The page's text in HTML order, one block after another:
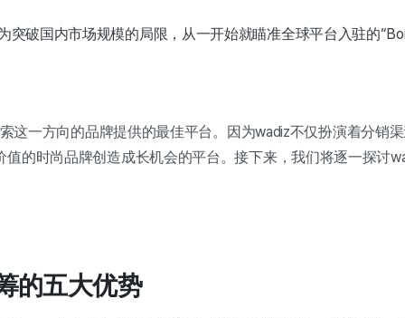
突破国内市场规模的局限，从一开始就瞄准全球平台入驻的
这一方向的品牌提供的最佳平台。因为wadiz不仅扮演着分销
值的时尚品牌创造成长机会的平台。接下来，我们将逐一探讨
的五大优势